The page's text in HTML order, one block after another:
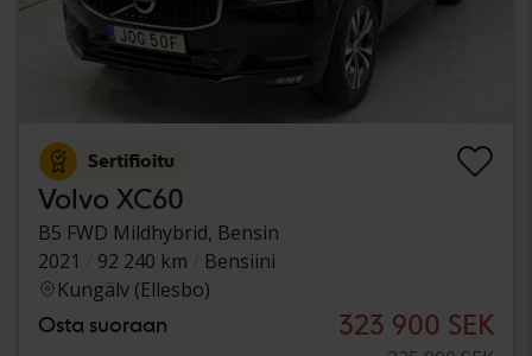
Sertifioitu
Volvo XC60
B5 FWD Mildhybrid, Bensin
2021
92 240 km
Bensiini
Kungälv (Ellesbo)
Osta suoraan 323 900 SEK